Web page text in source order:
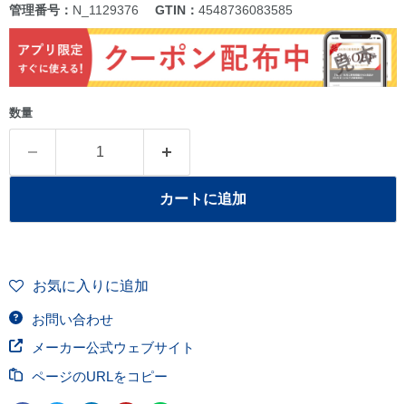
管理番号： N_1129376 GTIN： 4548736083585
数量
カートに追加
お気に入りに追加
お問い合わせ
メーカー公式ウェブサイト
ページのURLをコピー